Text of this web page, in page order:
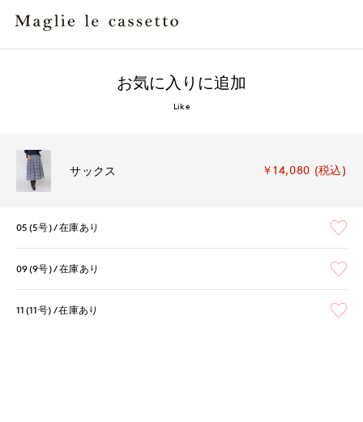
お気に入りに追加
Like
サックス ￥14,080 (税込)
05(5号) 在庫あり
09(9号) 在庫あり
11(11号) 在庫あり